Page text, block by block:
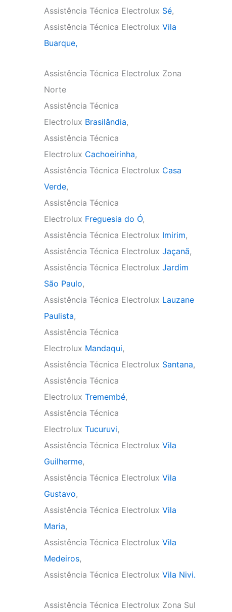
Assistência Técnica Electrolux Sé,
Assistência Técnica Electrolux Vila
Buarque,
Assistência Técnica Electrolux Zona
Norte
Assistência Técnica
Electrolux Brasilândia,
Assistência Técnica
Electrolux Cachoeirinha,
Assistência Técnica Electrolux Casa
Verde,
Assistência Técnica
Electrolux Freguesia do Ó,
Assistência Técnica Electrolux Imirim,
Assistência Técnica Electrolux Jaçanã,
Assistência Técnica Electrolux Jardim
São Paulo,
Assistência Técnica Electrolux Lauzane
Paulista,
Assistência Técnica
Electrolux Mandaqui,
Assistência Técnica Electrolux Santana,
Assistência Técnica
Electrolux Tremembé,
Assistência Técnica
Electrolux Tucuruvi,
Assistência Técnica Electrolux Vila
Guilherme,
Assistência Técnica Electrolux Vila
Gustavo,
Assistência Técnica Electrolux Vila
Maria,
Assistência Técnica Electrolux Vila
Medeiros,
Assistência Técnica Electrolux Vila Nivi.
Assistência Técnica Electrolux Zona Sul